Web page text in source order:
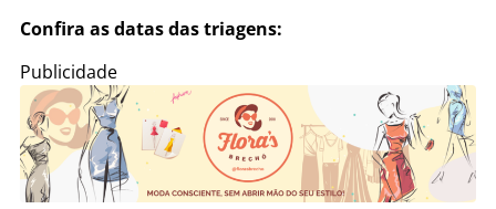
Confira as datas das triagens:
Publicidade